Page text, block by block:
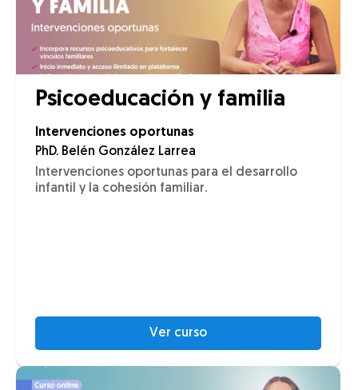
Psicoeducación y familia
Intervenciones oportunas
PhD. Belén González Larrea
Intervenciones oportunas para el desarrollo
infantil y la cohesión familiar.
Ver curso